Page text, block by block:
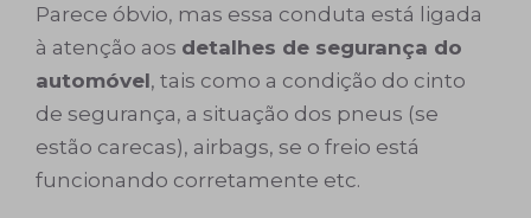
Parece óbvio, mas essa conduta está ligada
à atenção aos detalhes de segurança do
automóvel, tais como a condição do cinto
de segurança, a situação dos pneus (se
estão carecas), airbags, se o freio está
funcionando corretamente etc.